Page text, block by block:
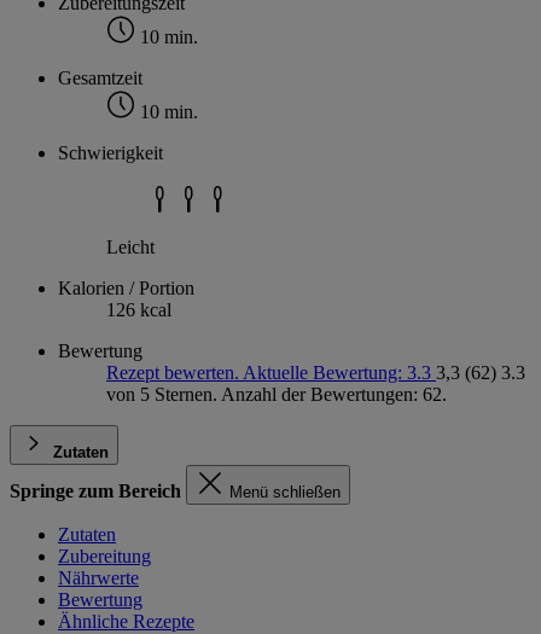
10 min.
Gesamtzeit
10 min.
Schwierigkeit
Leicht
Kalorien / Portion
126 kcal
Bewertung
Rezept bewerten. Aktuelle Bewertung: 3.3 3,3 (62) 3.3
von 5 Sternen. Anzahl der Bewertungen: 62.
Zutaten
Springe zum Bereich Menü schließen
Zutaten
Zubereitung
Nährwerte
Bewertung
Ähnliche Rezepte